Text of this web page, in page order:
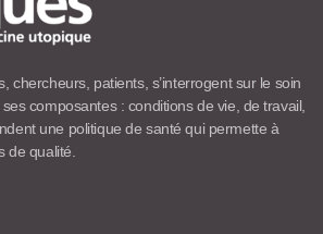
chercheurs, patients, s’interrogent sur le soin
composantes : conditions de vie, de travail,
une politique de santé qui permette à
de qualité.